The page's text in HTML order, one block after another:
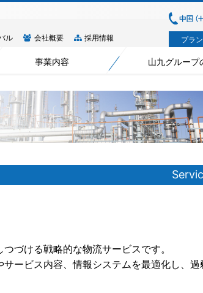
ル 会社概要 採用情報
事業内容 山九グループ
プラ
づける戦略的な物流サービスです。
ービス内容、情報システムを最適化し、過